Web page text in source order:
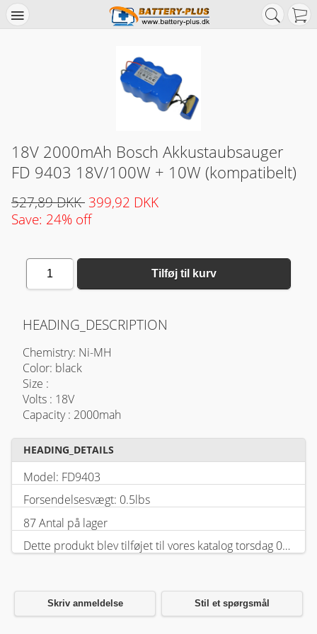
18V 2000mAh Bosch Akkustaubsauger
FD 9403 18V/100W + 10W (kompatibelt)
527,89 DKK 399,92 DKK
Save: 24% off
1 Tilføj til kurv
HEADING_DESCRIPTION
Chemistry: Ni-MH
Color: black
Size :
Volts : 18V
Capacity : 2000mah
HEADING_DETAILS
Model: FD9403
Forsendelsesvægt: 0.5lbs
87 Antal på lager
Dette produkt blev tilføjet til vores katalog torsdag 05 februar, 2026.
Skriv anmeldelse Stil et spørgsmål